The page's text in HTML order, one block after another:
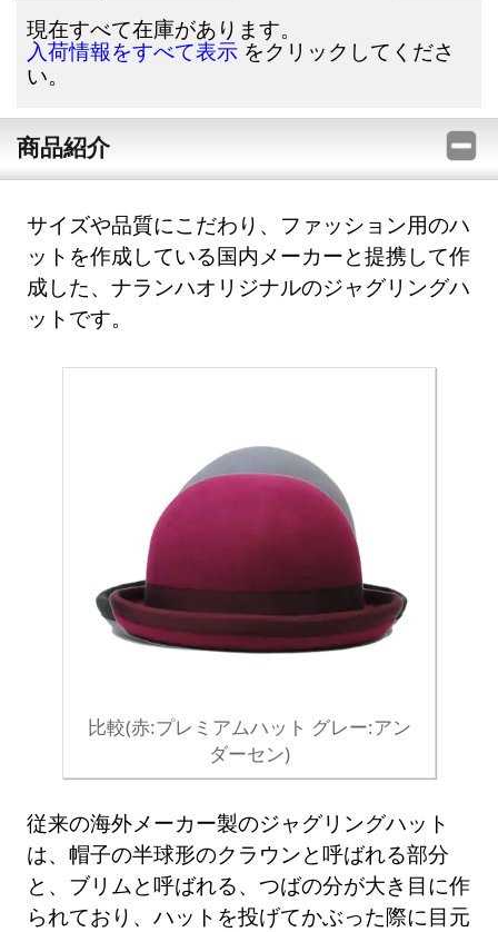
現在すべて在庫があります。
入荷情報をすべて表示 をクリックしてくださ
い。
商品紹介
サイズや品質にこだわり、ファッション用のハ
ットを作成している国内メーカーと提携して作
成した、ナランハオリジナルのジャグリングハ
ットです。
比較(赤:プレミアムハット グレー:アン
ダーセン)
従来の海外メーカー製のジャグリングハット
は、帽子の半球形のクラウンと呼ばれる部分
と、ブリムと呼ばれる、つばの分が大き目に作
られており、ハットを投げてかぶった際に目元